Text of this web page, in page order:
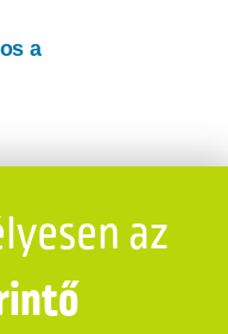
a
az